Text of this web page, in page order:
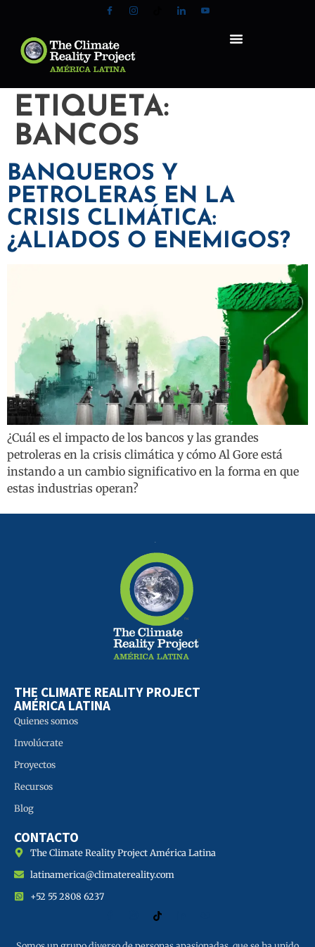
ETIQUETA:
BANCOS
BANQUEROS Y
PETROLERAS EN LA
CRISIS CLIMÁTICA:
¿ALIADOS O ENEMIGOS?
¿Cuál es el impacto de los bancos y las grandes
petroleras en la crisis climática y cómo Al Gore está
instando a un cambio significativo en la forma en que
estas industrias operan?
THE CLIMATE REALITY PROJECT
AMÉRICA LATINA
Quienes somos
Involúcrate
Proyectos
Recursos
Blog
CONTACTO
The Climate Reality Project América Latina
latinamerica@climatereality.com
+52 55 2808 6237